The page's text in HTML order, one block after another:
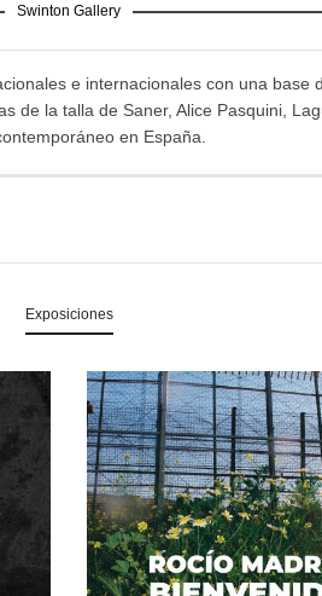
Swinton Gallery
e internacionales con una
la talla de Saner, Alice Pasquini,
en España.
Exposiciones